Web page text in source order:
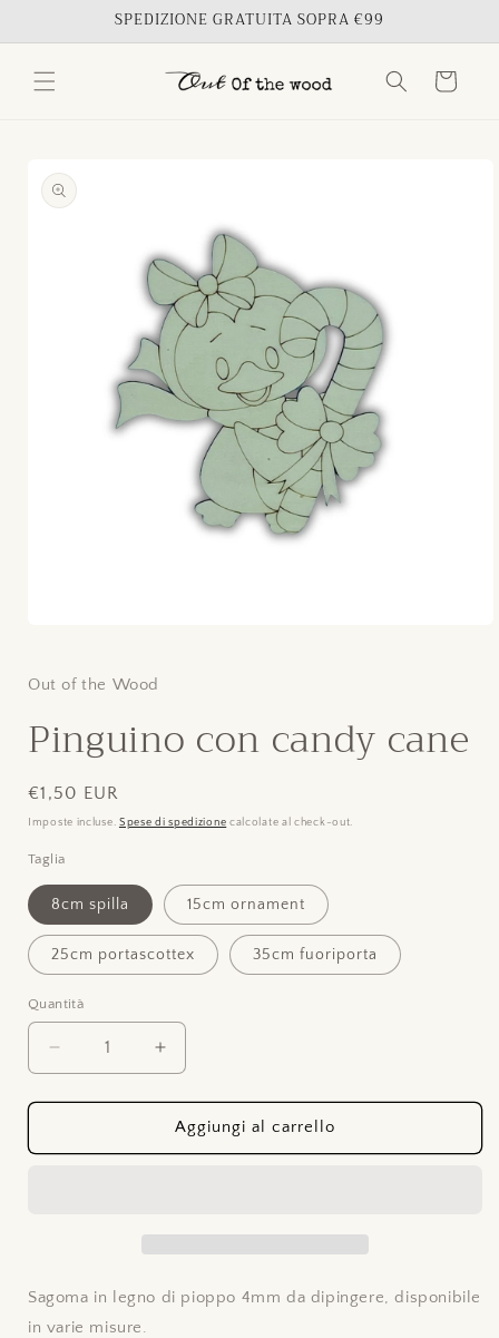
direttamente
ai contenuti
SPEDIZIONE GRATUITA SOPRA €99
Carrello
informazioni
sul
prodotto
1
modale
Out of the Wood
Pinguino con candy cane
Prezzo
di
€1,50 EUR
Imposte incluse. Spese di spedizione calcolate al check-out.
Taglia
8cm spilla 15cm ornament
25cm portascottex 35cm fuoriporta
Quantità
Quantità
Diminuisci
quantità
per
con
Aumenta
quantità
per
Pinguino
con
Aggiungi al carrello
Sagoma in
legno di pioppo 4mm da dipingere, disponibile
in varie misure.